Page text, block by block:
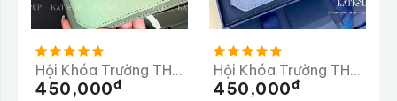
Hội Khóa Trường THPT Bán Krông Pầk
450,000Đ
Hội Khóa Trường THPT Bình MInh
450,000Đ